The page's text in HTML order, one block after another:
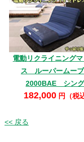
電動リクライニング
ス ルーパームー
2000BAE シン
182,000円（税
<< 戻る